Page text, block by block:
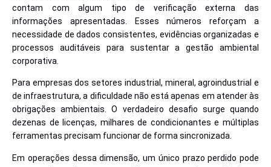
contam com algum tipo de verificação externa das
informações apresentadas. Esses números reforçam a
necessidade de dados consistentes, evidências organizadas e
processos auditáveis para sustentar a gestão ambiental
corporativa.
Para empresas dos setores industrial, mineral, agroindustrial e
de infraestrutura, a dificuldade não está apenas em atender às
obrigações ambientais. O verdadeiro desafio surge quando
dezenas de licenças, milhares de condicionantes e múltiplas
ferramentas precisam funcionar de forma sincronizada.
Em operações dessa dimensão, um único prazo perdido pode